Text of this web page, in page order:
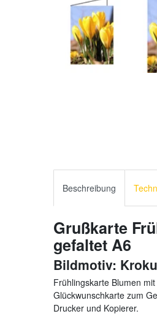
Beschreibung
Grußkarte
gefaltet A6
Bildmotiv:
Frühlingskarte Blumen
Glückwunschkarte zum
Drucker und Kopierer.